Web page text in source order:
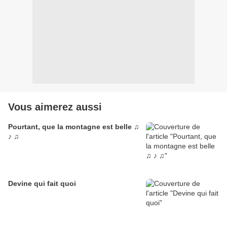
Vous aimerez aussi
Pourtant, que la montagne est belle ♫
♪ ♫
Devine qui fait quoi